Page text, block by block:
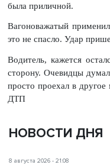
была приличной.
Вагоноважатый
это не спасло. Удар
Водитель, кажется
сторону. Очевидцы
просто проехал в
ДТП
НОВОСТИ ДНЯ
8 августа 2026 - 21:08